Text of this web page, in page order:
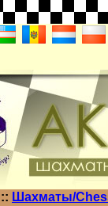
:: Шахматы/